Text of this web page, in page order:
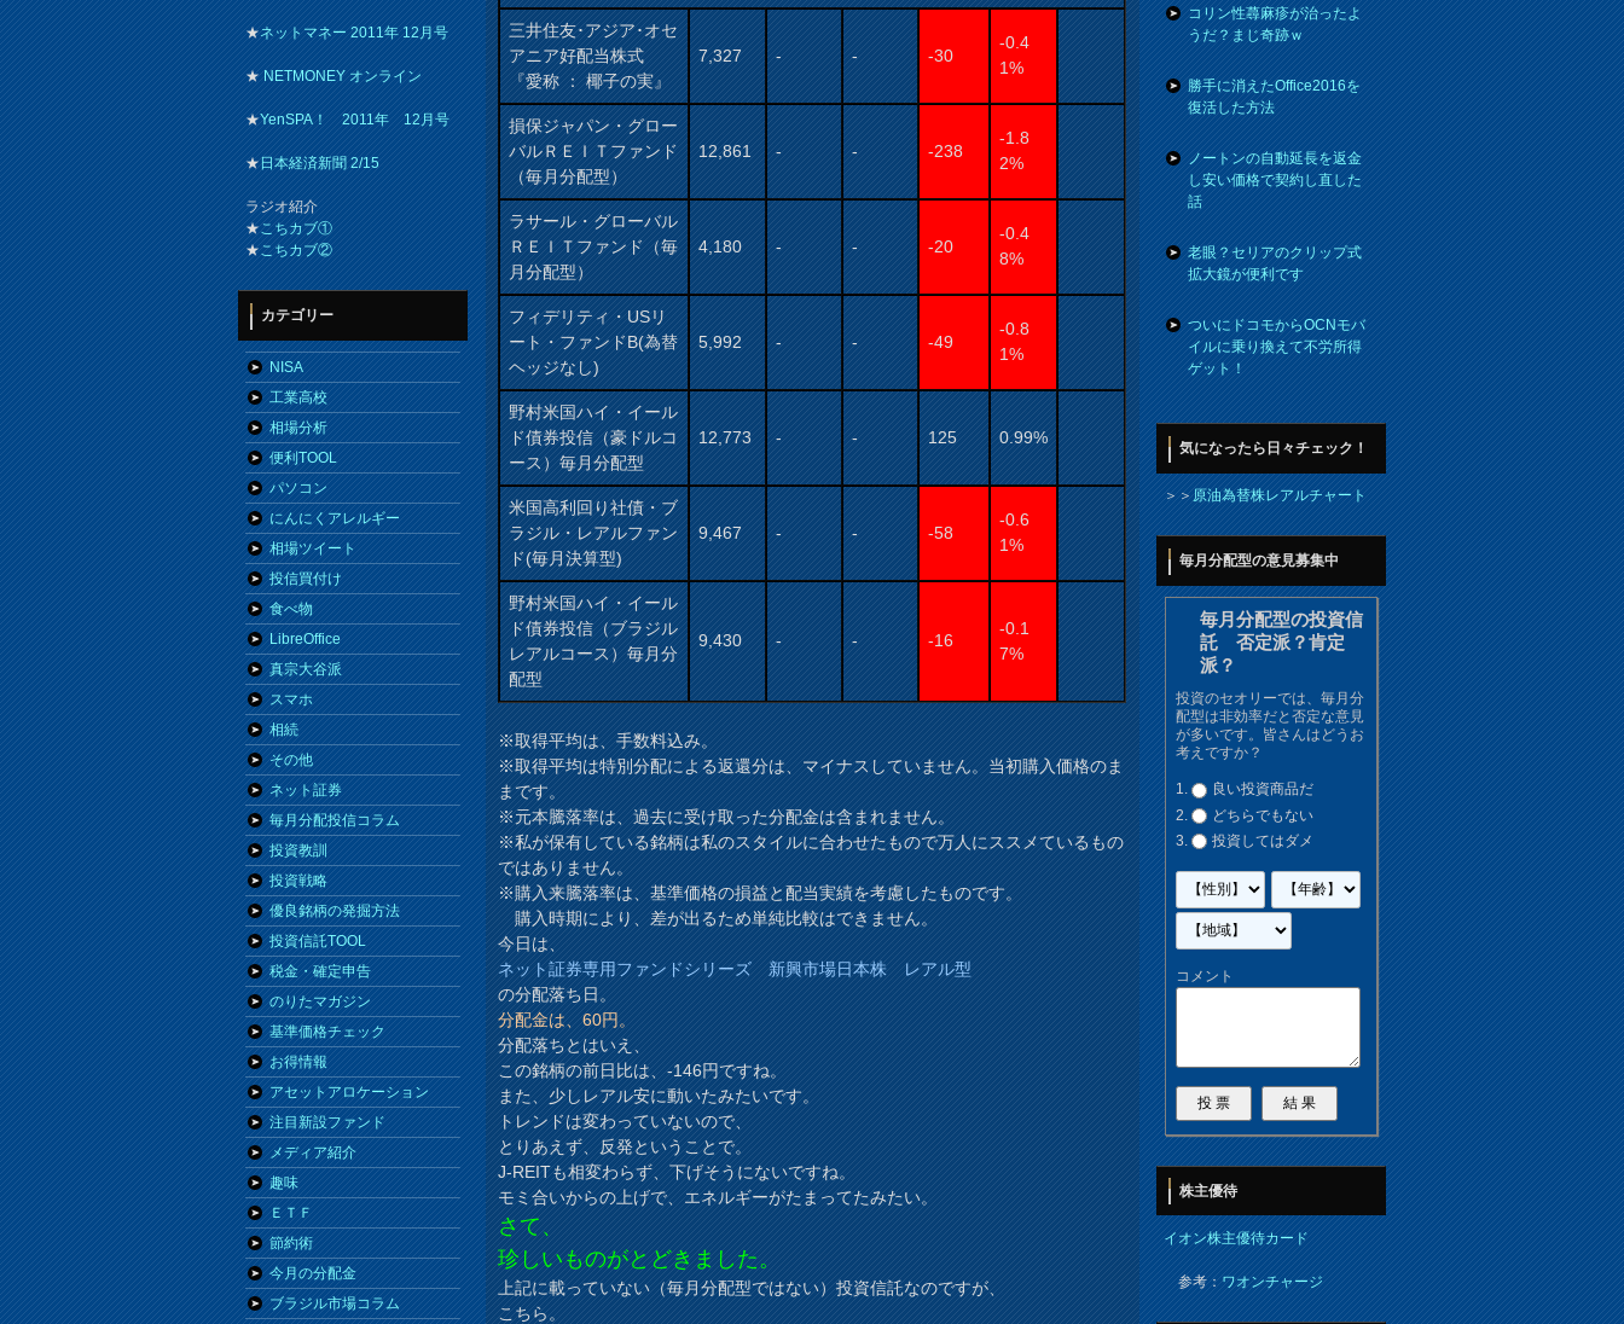
三井住友･アジア･オセ
アニア好配当株式
『愛称 ： 椰子の実』
7,327 - - -30
-0.4
1%
損保ジャパン・グロー
バルＲＥＩＴファンド
（毎月分配型）
12,861 - - -238
-1.8
2%
ラサール・グローバル
ＲＥＩＴファンド（毎
月分配型）
4,180 - - -20
-0.4
8%
フィデリティ・USリ
ート・ファンドB(為替
ヘッジなし)
5,992 - - -49
-0.8
1%
野村米国ハイ・イール
ド債券投信（豪ドルコ
ース）毎月分配型
12,773 - - 125 0.99%
米国高利回り社債・ブ
ラジル・レアルファン
ド(毎月決算型)
9,467 - - -58
-0.6
1%
野村米国ハイ・イール
ド債券投信（ブラジル
レアルコース）毎月分
配型
9,430 - - -16
-0.1
7%
※取得平均は、手数料込み。
※取得平均は特別分配による返還分は、マイナスしていません。当初購入価格のま
まです。
※元本騰落率は、過去に受け取った分配金は含まれません。
※私が保有している銘柄は私のスタイルに合わせたもので万人にススメているもの
ではありません。
※購入来騰落率は、基準価格の損益と配当実績を考慮したものです。
購入時期により、差が出るため単純比較はできません。
今日は、
ネット証券専用ファンドシリーズ 新興市場日本株 レアル型
の分配落ち日。
分配金は、60円。
分配落ちとはいえ、
この銘柄の前日比は、-146円ですね。
また、少しレアル安に動いたみたいです。
トレンドは変わっていないので、
とりあえず、反発ということで。
J-REITも相変わらず、下げそうにないですね。
モミ合いからの上げで、エネルギーがたまってたみたい。
さて、
珍しいものがとどきました。
上記に載っていない（毎月分配型ではない）投資信託なのですが、
こちら。
★ネットマネー 2011年 12月号
★NETMONEY オンライン
★YenSPA！ 2011年 12月号
★日本経済新聞 2/15
ラジオ紹介
★こちカブ①
★こちカブ②
カテゴリー
NISA
工業高校
相場分析
便利TOOL
パソコン
にんにくアレルギー
相場ツイート
投信買付け
食べ物
LibreOffice
真宗大谷派
スマホ
相続
その他
ネット証券
毎月分配投信コラム
投資教訓
投資戦略
優良銘柄の発掘方法
投資信託TOOL
税金・確定申告
のりたマガジン
基準価格チェック
お得情報
アセットアロケーション
注目新設ファンド
メディア紹介
趣味
ＥＴＦ
節約術
今月の分配金
ブラジル市場コラム
コリン性蕁麻疹が治ったよ
うだ？まじ奇跡ｗ
勝手に消えたOffice2016を
復活した方法
ノートンの自動延長を返金
し安い価格で契約し直した
話
老眼？セリアのクリップ式
拡大鏡が便利です
ついにドコモからOCNモバ
イルに乗り換えて不労所得
ゲット！
気になったら日々チェック！
＞＞原油為替株レアルチャート
毎月分配型の意見募集中
毎月分配型の投資信
託 否定派？肯定
派？
投資のセオリーでは、毎月分
配型は非効率だと否定な意見
が多いです。皆さんはどうお
考えですか？
良い投資商品だ
どちらでもない
投資してはダメ
コメント
株主優待
イオン株主優待カード
参考：ワオンチャージ